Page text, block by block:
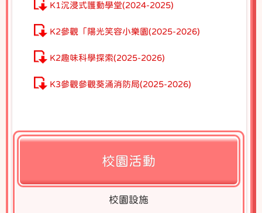
K1沉浸式護動學堂(2024-2025)
K2參觀「陽光笑容小樂園(2025-2026)
K2趣味科學探索(2025-2026)
K3參觀參觀葵涌消防局(2025-2026)
校園活動
校園設施